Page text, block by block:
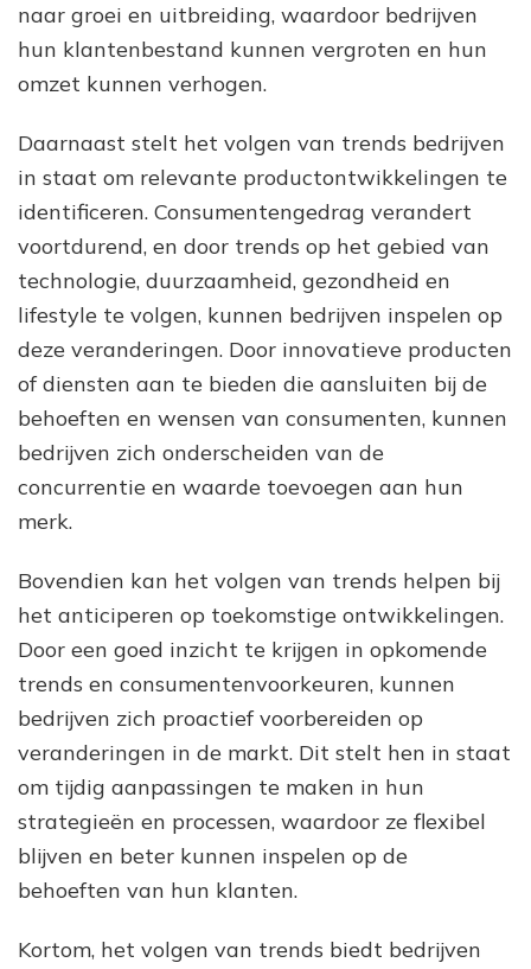
naar groei en uitbreiding, waardoor bedrijven
hun klantenbestand kunnen vergroten en hun
omzet kunnen verhogen.
Daarnaast stelt het volgen van trends bedrijven
in staat om relevante productontwikkelingen te
identificeren. Consumentengedrag verandert
voortdurend, en door trends op het gebied van
technologie, duurzaamheid, gezondheid en
lifestyle te volgen, kunnen bedrijven inspelen op
deze veranderingen. Door innovatieve producten
of diensten aan te bieden die aansluiten bij de
behoeften en wensen van consumenten, kunnen
bedrijven zich onderscheiden van de
concurrentie en waarde toevoegen aan hun
merk.
Bovendien kan het volgen van trends helpen bij
het anticiperen op toekomstige ontwikkelingen.
Door een goed inzicht te krijgen in opkomende
trends en consumentenvoorkeuren, kunnen
bedrijven zich proactief voorbereiden op
veranderingen in de markt. Dit stelt hen in staat
om tijdig aanpassingen te maken in hun
strategieën en processen, waardoor ze flexibel
blijven en beter kunnen inspelen op de
behoeften van hun klanten.
Kortom, het volgen van trends biedt bedrijven